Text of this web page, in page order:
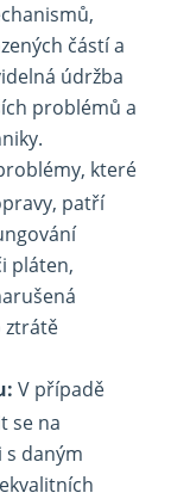
částí a
údržba
problémů a
které
patří
pláten,
ztrátě
V případě
se na
daným